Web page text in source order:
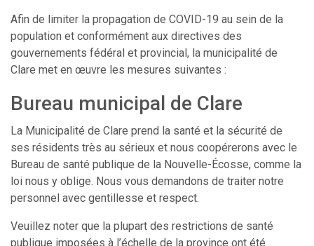
Afin de limiter la propagation de COVID-19 au sein de la
population et conformément aux directives des
gouvernements fédéral et provincial, la municipalité de
Clare met en œuvre les mesures suivantes :
Bureau municipal de Clare
La Municipalité de Clare prend la santé et la sécurité de
ses résidents très au sérieux et nous coopérerons avec le
Bureau de santé publique de la Nouvelle-Écosse, comme la
loi nous y oblige. Nous vous demandons de traiter notre
personnel avec gentillesse et respect.
Veuillez noter que la plupart des restrictions de santé
publique imposées à l’échelle de la province ont été